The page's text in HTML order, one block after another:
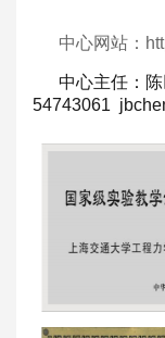
中心网站：
中心主任：
54743061